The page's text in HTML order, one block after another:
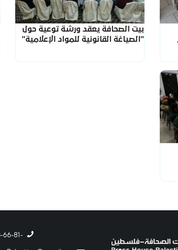
بيت الصحافة يعقد ورشة توعية حول
"الصياغة القانونية للمواد الإعلامية"
-8-288-66-81(972)